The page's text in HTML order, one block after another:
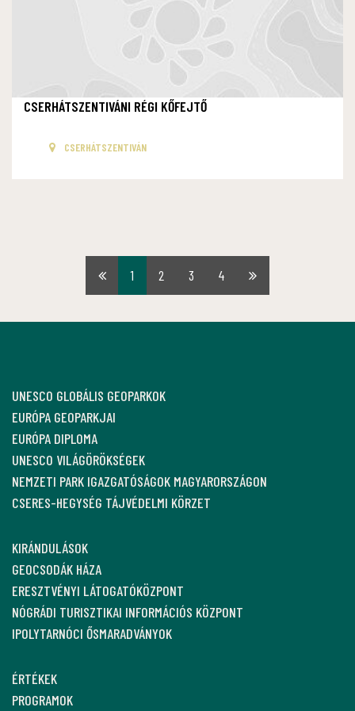
CSERHÁTSZENTIVÁNI RÉGI KŐFEJTŐ
CSERHÁTSZENTIVÁN
Első1 2 3 4
Utolsó
UNESCO GLOBÁLIS GEOPARKOK
EURÓPA GEOPARKJAI
EURÓPA DIPLOMA
UNESCO VILÁGÖRÖKSÉGEK
NEMZETI PARK IGAZGATÓSÁGOK MAGYARORSZÁGON
CSERES-HEGYSÉG TÁJVÉDELMI KÖRZET
KIRÁNDULÁSOK
GEOCSODÁK HÁZA
ERESZTVÉNYI LÁTOGATÓKÖZPONT
NÓGRÁDI TURISZTIKAI INFORMÁCIÓS KÖZPONT
IPOLYTARNÓCI ŐSMARADVÁNYOK
ÉRTÉKEK
PROGRAMOK